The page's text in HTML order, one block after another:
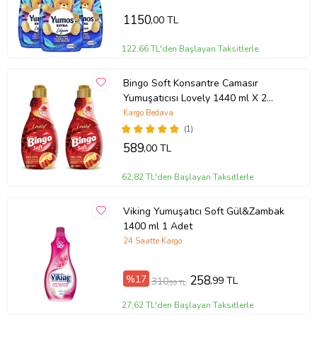
1150,00 TL
122,66 TL'den Başlayan Taksitlerle
Bingo Soft Konsantre Camasır
Yumuşatıcısı Lovely 1440 ml X 2
Adet
(1)
Kargo Bedava
589,00 TL
62,82 TL'den Başlayan Taksitlerle
Viking Yumuşatıcı Soft Gül&Zambak
1400 ml 1 Adet
24 Saatte Kargo
%17 310,99 TL 258,99 TL
27,62 TL'den Başlayan Taksitlerle